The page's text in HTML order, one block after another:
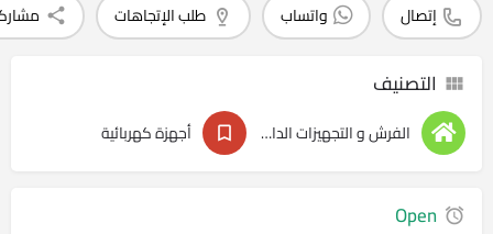
إتصال واتساب طلب الإتجاهات
التصنيف
الفرش و التجهيزات الداخليه أجهزة كهربائية
Open